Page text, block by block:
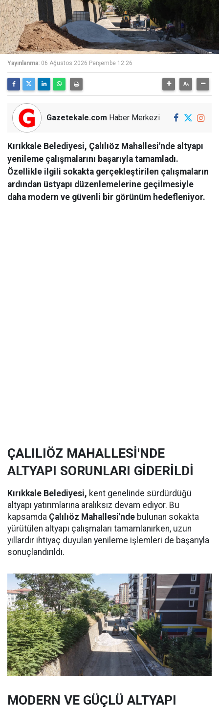
Yayınlanma: 06 Ağustos 2026 Perşembe 12:26
Gazetekale.com Haber Merkezi
Kırıkkale Belediyesi, Çalılıöz Mahallesi'nde altyapı
yenileme çalışmalarını başarıyla tamamladı.
Özellikle ilgili sokakta gerçekleştirilen çalışmaların
ardından üstyapı düzenlemelerine geçilmesiyle
daha modern ve güvenli bir görünüm hedefleniyor.
ÇALILIÖZ MAHALLESİ'NDE
ALTYAPI SORUNLARI GİDERİLDİ
Kırıkkale Belediyesi, kent genelinde sürdürdüğü
altyapı yatırımlarına aralıksız devam ediyor. Bu
kapsamda Çalılıöz Mahallesi'nde bulunan sokakta
yürütülen altyapı çalışmaları tamamlanırken, uzun
yıllardır ihtiyaç duyulan yenileme işlemleri de başarıyla
sonuçlandırıldı.
MODERN VE GÜÇLÜ ALTYAPI